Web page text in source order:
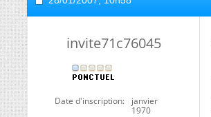
invite71c76045
Date d'inscription
janvier
1970